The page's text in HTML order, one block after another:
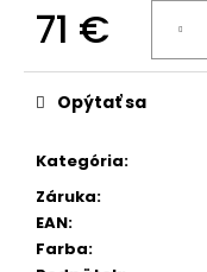
71 €
cena:
Kategória:
Záruka:
EAN:
Farba:
Opýtať sa